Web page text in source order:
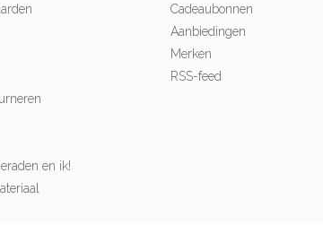
en ik!
Cadeaubonnen
Aanbiedingen
Merken
RSS-feed